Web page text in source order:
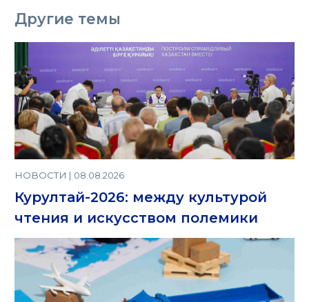
Другие темы
НОВОСТИ | 08.08.2026
Курултай-2026: между культурой
чтения и искусством полемики